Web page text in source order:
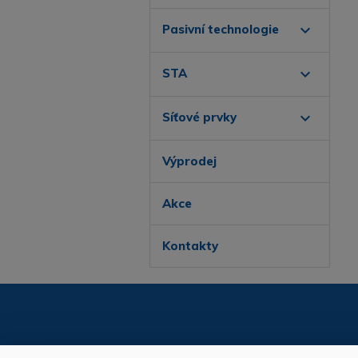
Pasivní technologie expand_more
STA expand_more
Síťové prvky expand_more
Výprodej
Akce
Kontakty